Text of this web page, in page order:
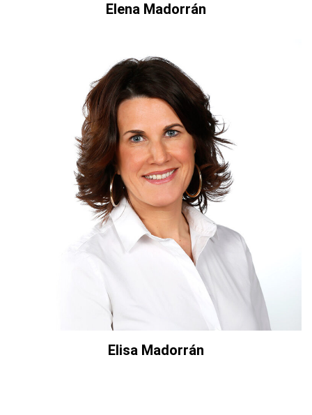
Elena Madorrán
Elisa Madorrán